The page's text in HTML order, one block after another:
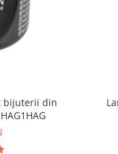
bijuterii din
Cod:1HAG1HAG